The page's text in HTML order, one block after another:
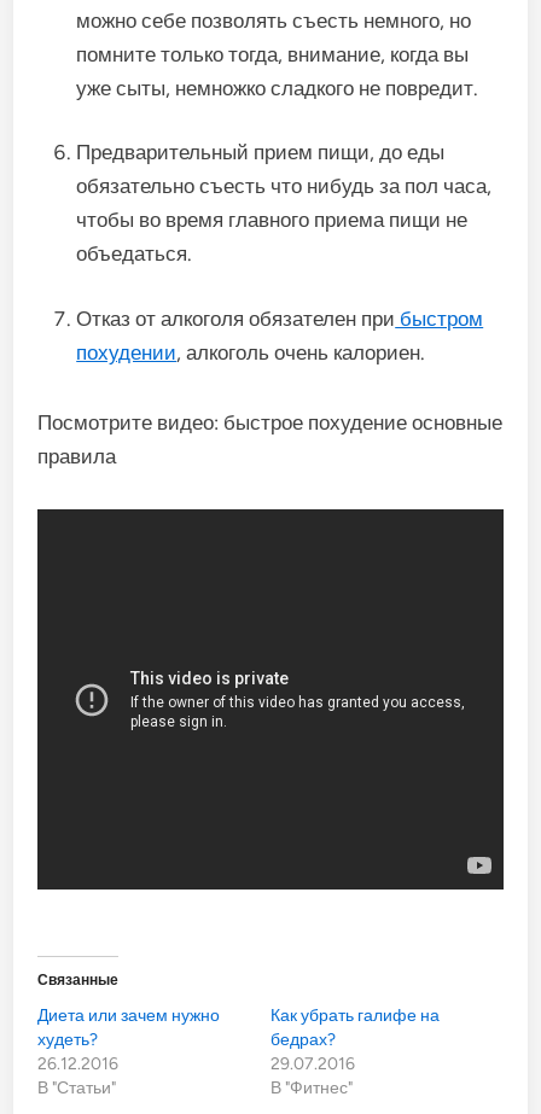
можно себе позволять съесть немного, но
помните только тогда, внимание, когда вы
уже сыты, немножко сладкого не повредит.
Предварительный прием пищи, до еды
обязательно съесть что нибудь за пол часа,
чтобы во время главного приема пищи не
объедаться.
Отказ от алкоголя обязателен при быстром
похудении, алкоголь очень калориен.
Посмотрите видео: быстрое похудение основные
правила
Связанные
Диета или зачем нужно
худеть?
26.12.2016
В "Статьи"
Как убрать галифе на
бедрах?
29.07.2016
В "Фитнес"